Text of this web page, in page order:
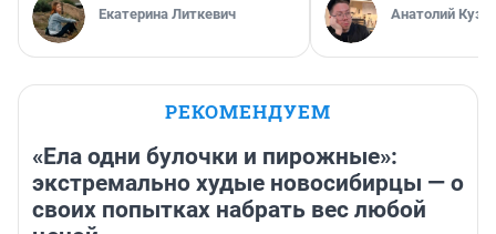
Екатерина Литкевич Анатолий
РЕКОМЕНДУЕМ
«Ела одни булочки и пирожные»:
экстремально худые новосибирцы — о
своих попытках набрать вес любой